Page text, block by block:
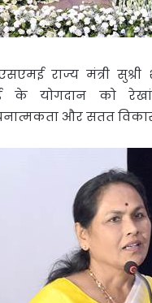
राज्य मंत्री
के योगदान को
और सतत